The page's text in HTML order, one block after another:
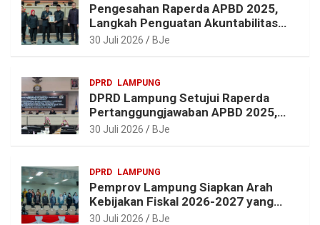
Pengesahan Raperda APBD 2025,
Langkah Penguatan Akuntabilitas
dan Pembangunan Lampung
30 Juli 2026 BJe
DPRD LAMPUNG
DPRD Lampung Setujui Raperda
Pertanggungjawaban APBD 2025,
Beri Sejumlah Rekomendasi
30 Juli 2026 BJe
DPRD LAMPUNG
Pemprov Lampung Siapkan Arah
Kebijakan Fiskal 2026-2027 yang
Realistis dan Berkelanjutan
30 Juli 2026 BJe